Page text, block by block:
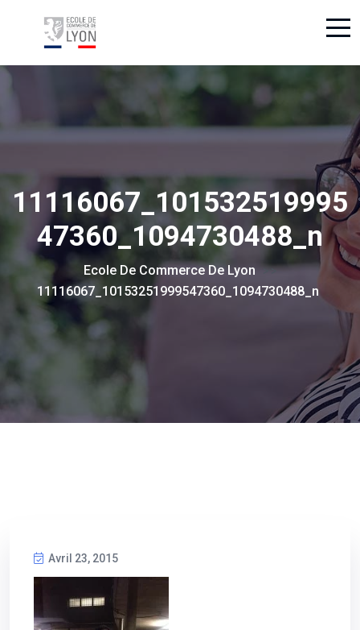
11116067_101532519995
47360_1094730488_n
Ecole De Commerce De Lyon > >
11116067_10153251999547360_1094730488_n
Avril 23, 2015